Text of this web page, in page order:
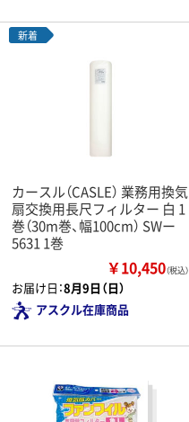
新着
カースル（CASLE） 業務用換気
扇交換用長尺フィルター 白 1
巻（30m巻、幅100cm） SWー
5631 1巻
￥10,450（税込）
お届け日：8月9日（日）
アスクル在庫商品